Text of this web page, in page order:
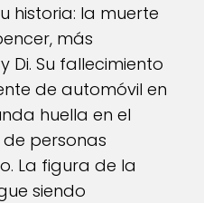
historia: la muerte
más
Su fallecimiento
de automóvil en
huella en el
personas
La figura de la
siendo